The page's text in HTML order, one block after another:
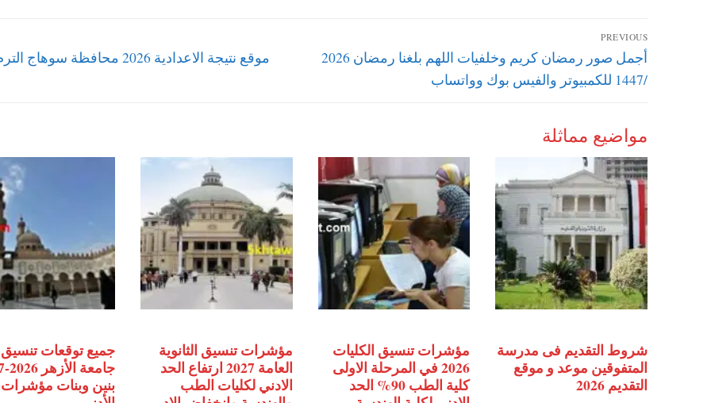
تصفّح
المقالات
PREVIOUS
Previous
post:
أجمل صور رمضان كريم وخلفيات اللهم بلغنا رمضان 2026
/1447 للكمبيوتر والفيس بوك وواتساب
Next
موقع نتيجة الاعدادية 2026 محافظة سوهاج الترم الأول
مواضيع مماثلة
شروط التقديم فى مدرسة
المتفوقين موعد و موقع
التقديم 2026
مؤشرات تنسيق الكليات
2026 في المرحلة الاولى
كلية الطب 90% الحد
مؤشرات تنسيق الثانوية
العامة 2027 ارتفاع الحد
الادني لكليات الطب
جميع توقعات
بنين وبنات